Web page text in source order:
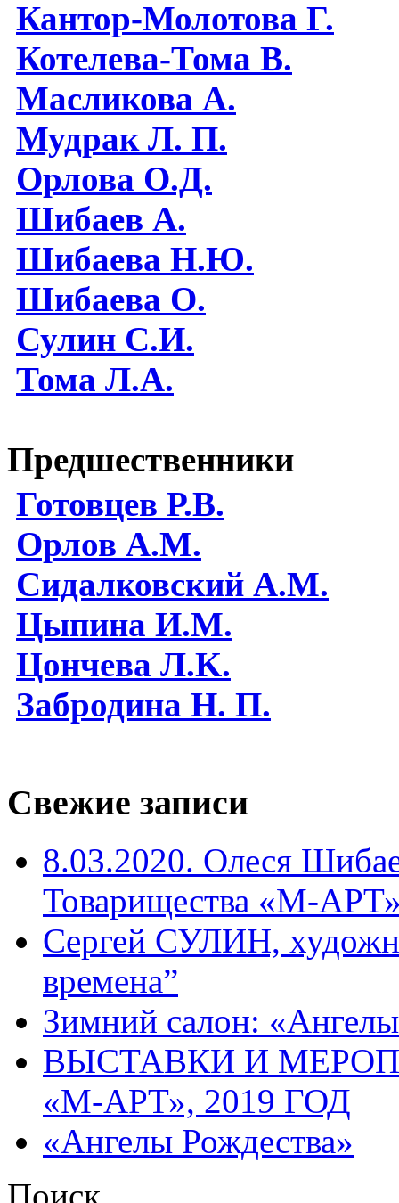
Кантор-Молотова Г.
Котелева-Тома В.
Масликова А.
Мудрак Л. П.
Орлова О.Д.
Шибаев А.
Шибаева Н.Ю.
Шибаева O.
Сулин С.И.
Тома Л.А.
Предшественники
Готовцев Р.В.
Орлов А.М.
Сидалковский А.М.
Цыпина И.М.
Цончева Л.K.
Забродина Н. П.
Свежие записи
8.03.2020. Олеся
Товарищества «М-
Сергей СУЛИН,
времена”
Зимний салон:
ВЫСТАВКИ И
«М-АРТ», 2019 ГОД
«Ангелы Рождества»